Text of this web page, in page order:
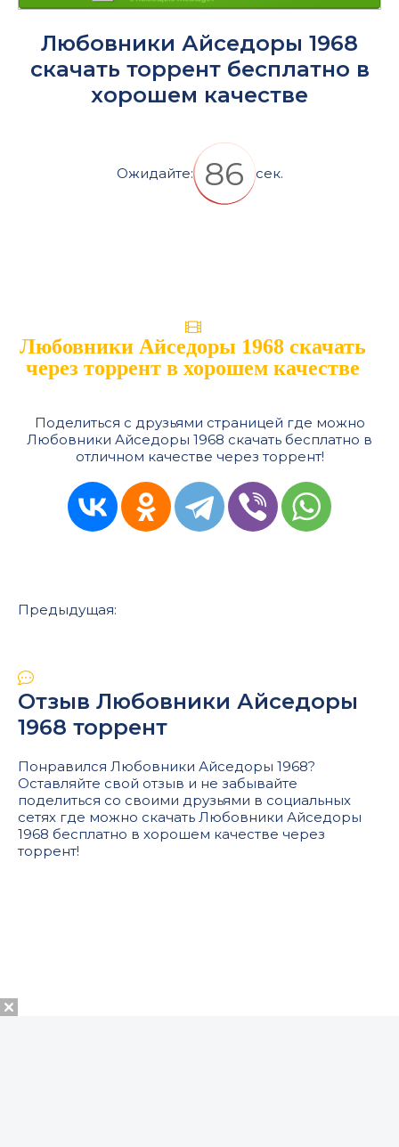
Любовники Айседоры 1968
скачать торрент бесплатно в
хорошем качестве
Ожидайте: 86 сек.
Любовники Айседоры 1968 скачать
через торрент в хорошем качестве
Поделиться с друзьями страницей где можно
Любовники Айседоры 1968 скачать бесплатно в
отличном качестве через торрент!
Предыдущая:
Отзыв Любовники Айседоры
1968 торрент
Понравился Любовники Айседоры 1968?
Оставляйте свой отзыв и не забывайте
поделиться со своими друзьями в социальных
сетях где можно скачать Любовники Айседоры
1968 бесплатно в хорошем качестве через
торрент!